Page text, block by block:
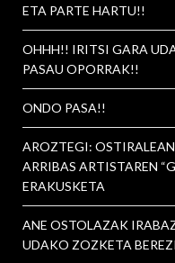
ETA PARTE HARTU!!
OHHH!! IRITSI GARA
PASAU OPORRAK!!
ONDO PASA!!
AROZTEGI:
ARRIBAS ARTISTAREN
ERAKUSKETA
ANE OSTOLAZAK
UDAKO ZOZKETA